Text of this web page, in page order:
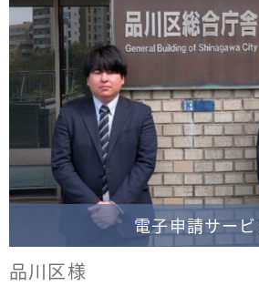
電子申請サービ
品川区様